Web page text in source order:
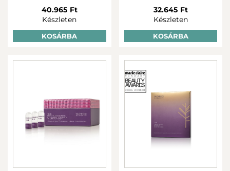
40.965 Ft
Készleten
KOSÁRBA
32.645 Ft
Készleten
KOSÁRBA